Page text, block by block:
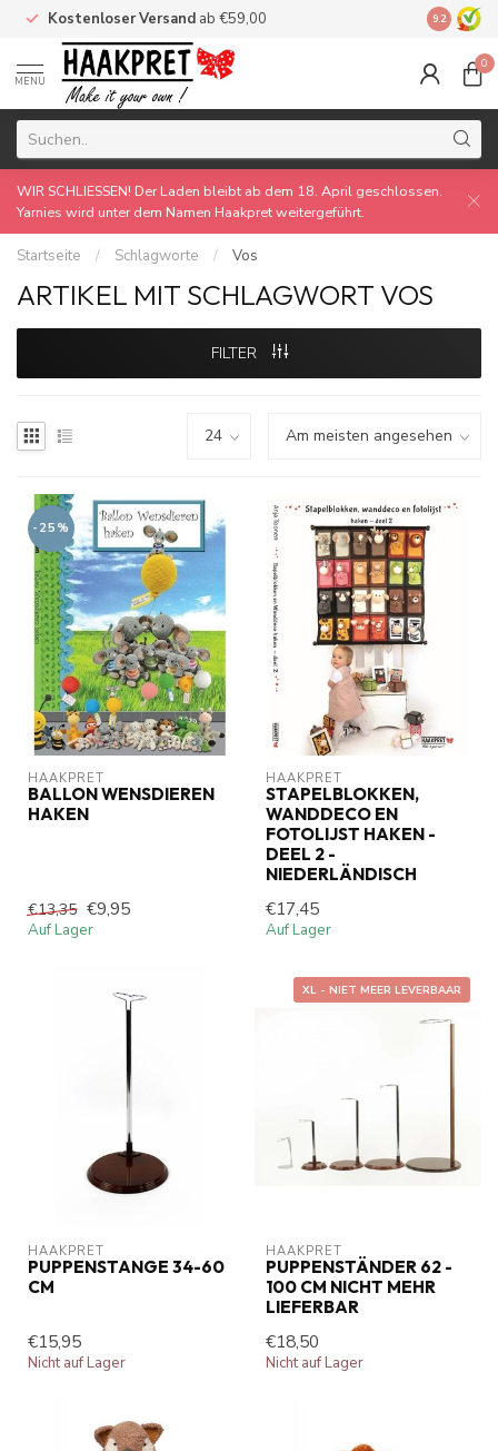
Kostenloser Versand ab €59,00 Made by
9.2
MENU
0
WIR SCHLIESSEN! Der Laden bleibt ab dem 18. April geschlossen.
Yarnies wird unter dem Namen Haakpret weitergeführt.
Startseite / Schlagworte / Vos
ARTIKEL MIT SCHLAGWORT VOS
FILTER
-25%
HAAKPRET
BALLON WENSDIEREN
HAKEN
€13,35 €9,95
Auf Lager
HAAKPRET
STAPELBLOKKEN,
WANDDECO EN
FOTOLIJST HAKEN -
DEEL 2 -
NIEDERLÄNDISCH
€17,45
Auf Lager
HAAKPRET
PUPPENSTANGE 34-60
CM
€15,95
Nicht auf Lager
XL - NIET MEER LEVERBAAR
HAAKPRET
PUPPENSTÄNDER 62 -
100 CM NICHT MEHR
LIEFERBAR
€18,50
Nicht auf Lager